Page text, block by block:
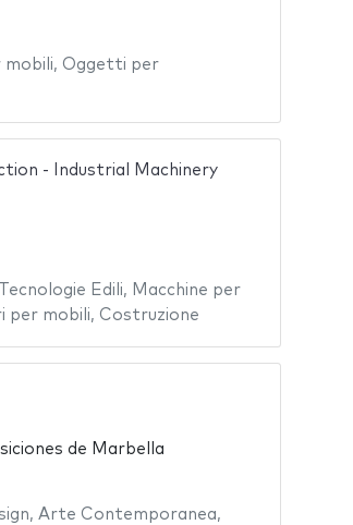
mobili, Oggetti per
- Industrial Machinery
Tecnologie Edili, Macchine per
per mobili, Costruzione
de Marbella
, Arte Contemporanea,